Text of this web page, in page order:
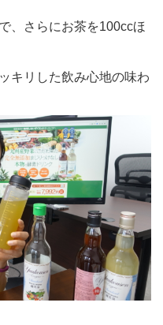
、さらにお茶を100ccほ
キリした飲み心地の味わ